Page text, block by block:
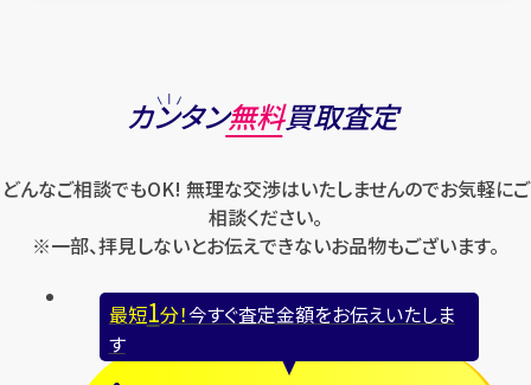
カンタン無料買取査定
どんなご相談でもOK! 無理な交渉はいたしませんのでお気軽にご
相談ください。
※一部、拝見しないとお伝えできないお品物もございます。
最短1分！今すぐ査定金額をお伝えいたしま
す